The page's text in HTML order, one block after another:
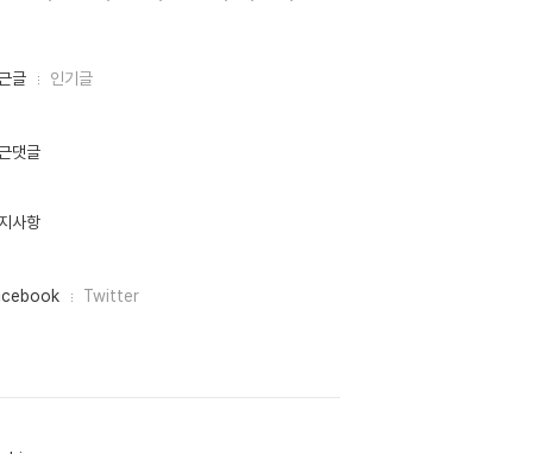
글 인기글
댓글
사항
Twitter